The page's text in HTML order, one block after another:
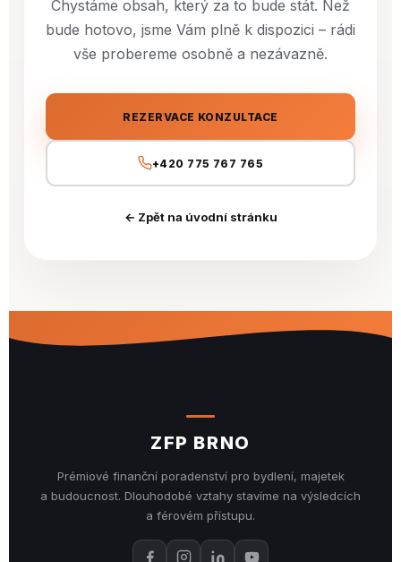
Chystáme obsah, který za to bude stát. Než
bude hotovo, jsme Vám plně k dispozici – rádi
vše probereme osobně a nezávazně.
REZERVACE KONZULTACE
+420 775 767 765
← Zpět na úvodní stránku
ZFP BRNO
Prémiové finanční poradenství pro bydlení, majetek
a budoucnost. Dlouhodobé vztahy stavíme na výsledcích
a férovém přístupu.